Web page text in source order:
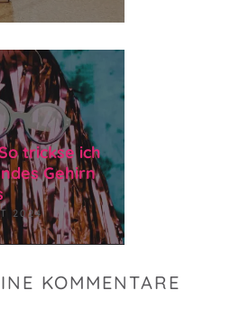
trickse ich
Gehirn
2024
KOMMENTARE